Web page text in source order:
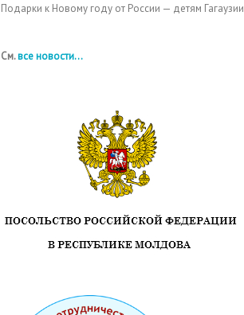
Подарки к Новому году от России — детям Гагаузии
См.все новости...